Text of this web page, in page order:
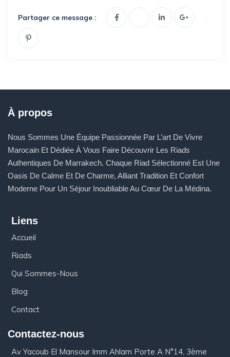
Partager ce message :
À propos
Nous Sommes Une Équipe Passionnée Par L’art De Vivre
Marocain Et Dédiée À Vous Faire Découvrir Les Riads
Authentiques De Marrakech. Chaque Riad Sélectionné Est Une
Oasis De Calme Et De Charme, Alliant Tradition Et Confort
Moderne Pour Un Séjour Inoubliable Au Cœur De La Médina.
Liens
Accueil
Riads
Qui Sommes-Nous
Blog
Contact
Contactez-nous
Av Yacoub El Mansour Imm Ahlam Porte A N°14, 3ème